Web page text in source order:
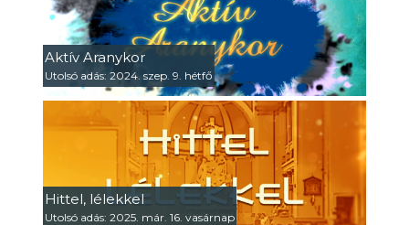
Aktív Aranykor
Utolsó adás: 2024. szep. 9. hétfő
Hittel, lélekkel
Utolsó adás: 2025. már. 16. vasárnap